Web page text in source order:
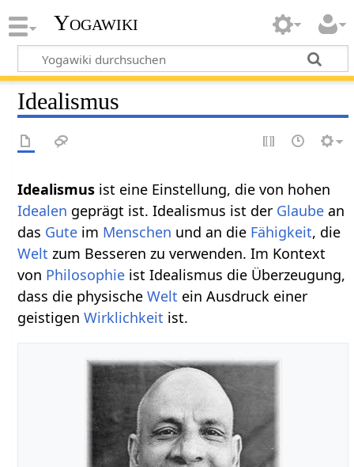
Yogawiki
Idealismus
Idealismus ist eine Einstellung, die von hohen
Idealen geprägt ist. Idealismus ist der Glaube an
das Gute im Menschen und an die Fähigkeit, die
Welt zum Besseren zu verwenden. Im Kontext
von Philosophie ist Idealismus die Überzeugung,
dass die physischeWelt ein Ausdruck einer
geistigenWirklichkeit ist.